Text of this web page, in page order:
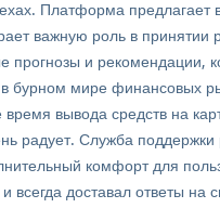
Платформа предлагает
важную роль в
прогнозы и рекомендации,
в бурном мире финансовых
время вывода средств на
радует. Служба поддержки
комфорт для
всегда доставал ответы на